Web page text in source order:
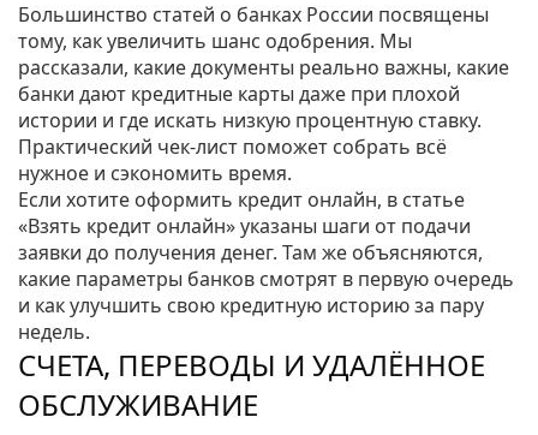
Большинство статей о банках России посвящены
тому, как увеличить шанс одобрения. Мы
рассказали, какие документы реально важны, какие
банки дают кредитные карты даже при плохой
истории и где искать низкую процентную ставку.
Практический чек‑лист поможет собрать всё
нужное и сэкономить время.
Если хотите оформить кредит онлайн, в статье
«Взять кредит онлайн» указаны шаги от подачи
заявки до получения денег. Там же объясняются,
какие параметры банков смотрят в первую очередь
и как улучшить свою кредитную историю за пару
недель.
СЧЕТА, ПЕРЕВОДЫ И УДАЛЁННОЕ
ОБСЛУЖИВАНИЕ